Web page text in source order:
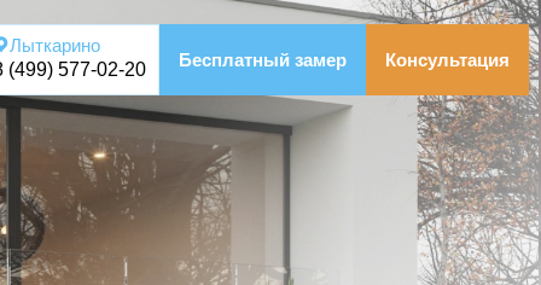
Лыткарино
(499) 577-02-20
Бесплатный замер Консультация